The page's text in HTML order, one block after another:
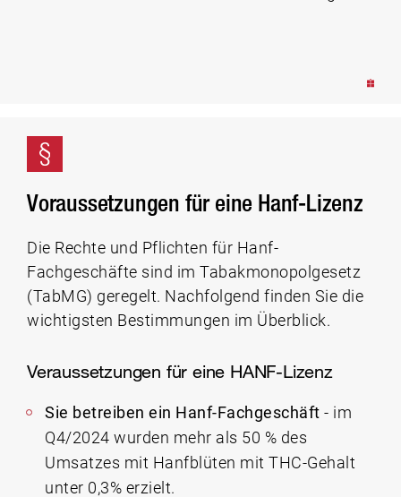
Voraussetzungen für eine Hanf-Lizenz
Die Rechte und Pflichten für Hanf-
Fachgeschäfte sind im Tabakmonopolgesetz
(TabMG) geregelt. Nachfolgend finden Sie die
wichtigsten Bestimmungen im Überblick.
Veraussetzungen für eine HANF-Lizenz
Sie betreiben ein Hanf-Fachgeschäft - im
Q4/2024 wurden mehr als 50 % des
Umsatzes mit Hanfblüten mit THC-Gehalt
unter 0,3% erzielt.